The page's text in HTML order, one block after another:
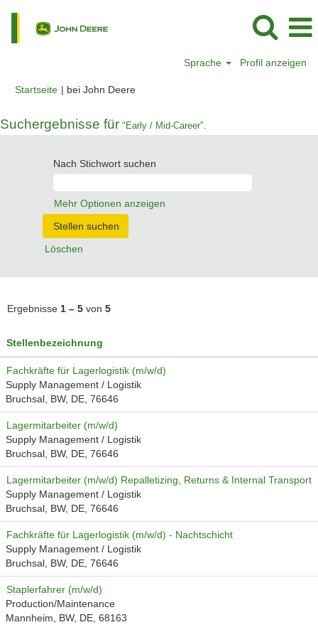
Sprache Profil anzeigen
Startseite | bei John Deere(aktuelle
Suchergebnisse für "Early / Mid-Career".
Nach Stichwort suchen
Mehr Optionen anzeigen
Löschen
Ergebnisse 1 – 5 von 5
Stellenbezeichnung
Fachkräfte für Lagerlogistik (m/w/d)
Supply Management / Logistik
Bruchsal, BW, DE, 76646
Lagermitarbeiter (m/w/d)
Supply Management / Logistik
Bruchsal, BW, DE, 76646
Lagermitarbeiter (m/w/d) Repalletizing, Returns & Internal Transport
Supply Management / Logistik
Bruchsal, BW, DE, 76646
Fachkräfte für Lagerlogistik (m/w/d) - Nachtschicht
Supply Management / Logistik
Bruchsal, BW, DE, 76646
Staplerfahrer (m/w/d)
Production/Maintenance
Mannheim, BW, DE, 68163